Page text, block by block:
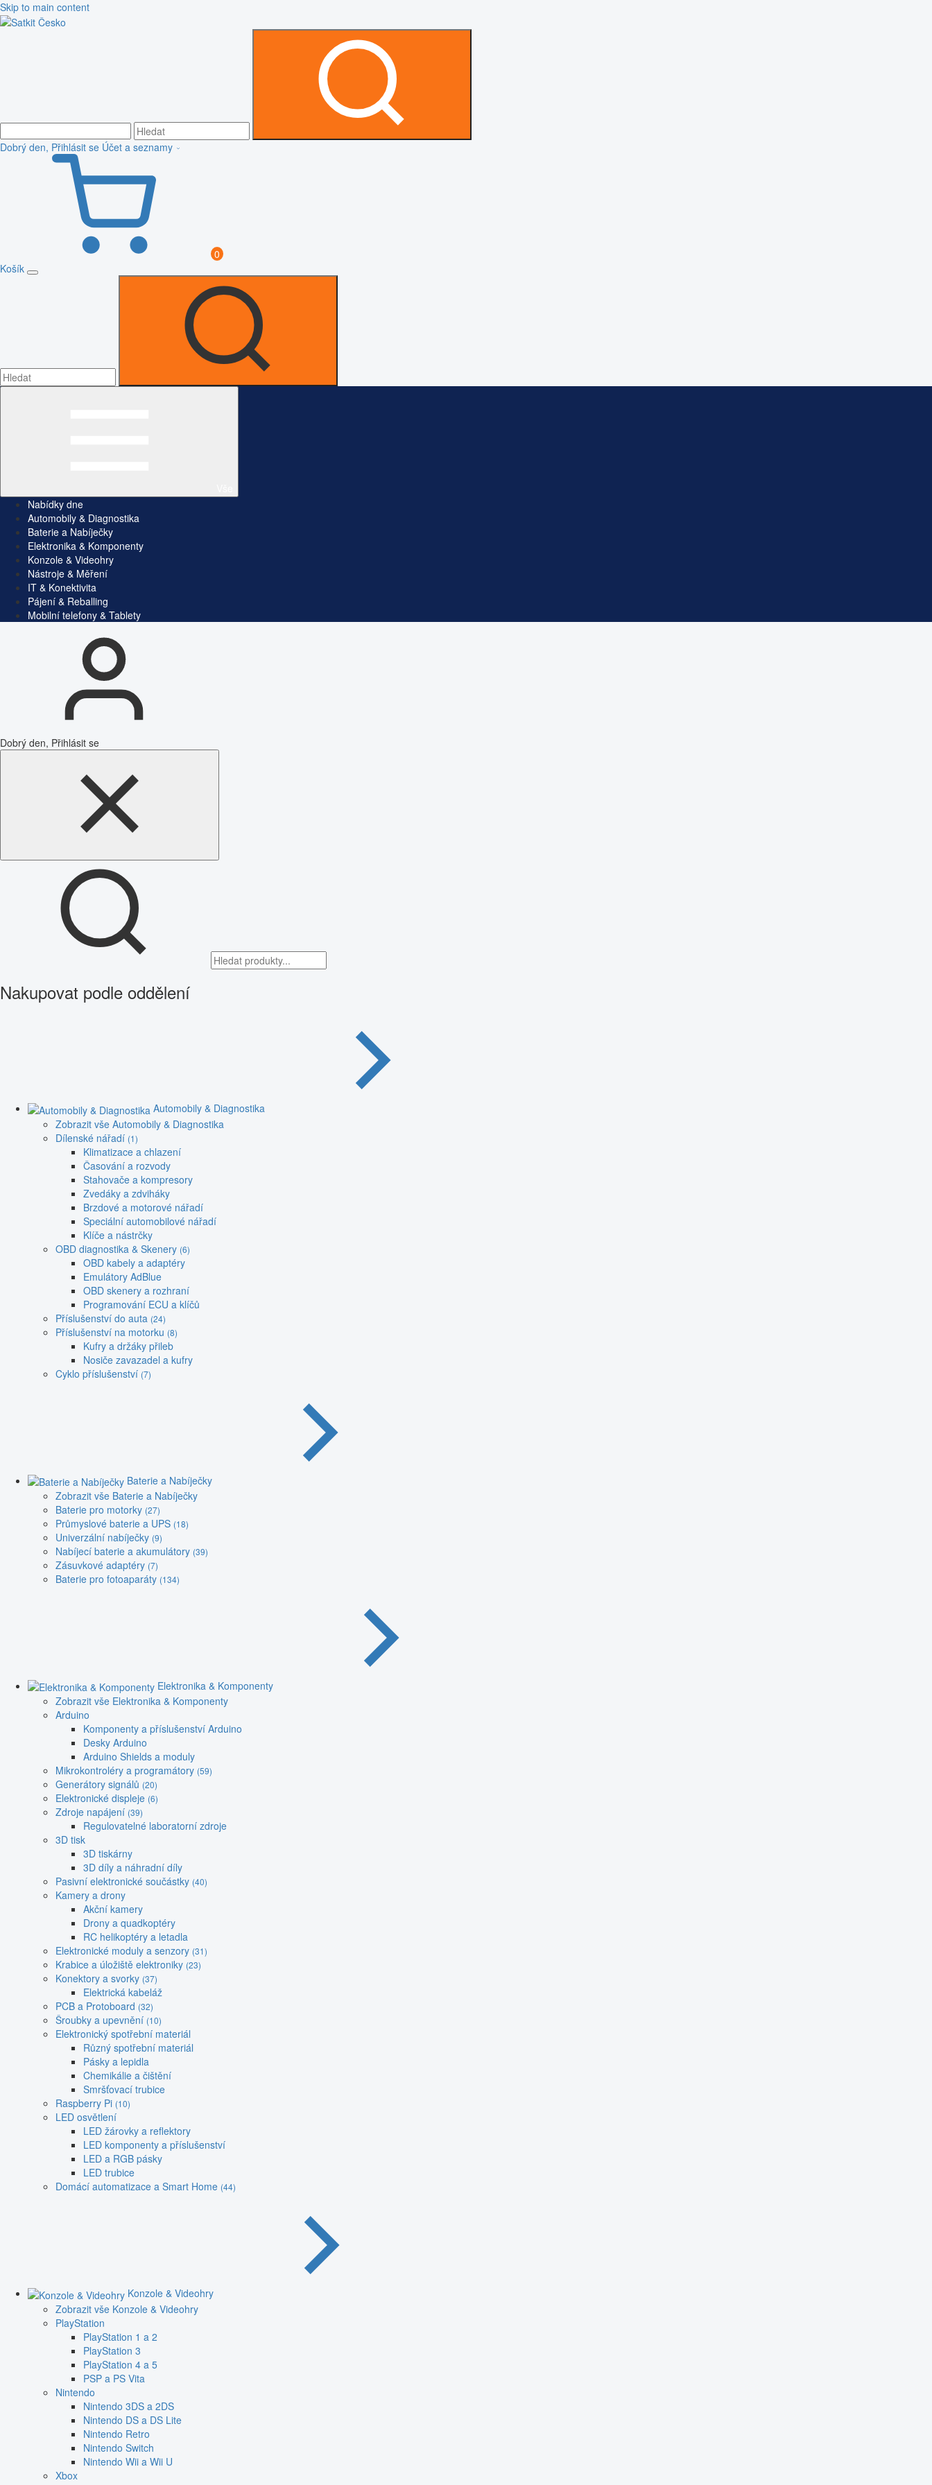
Skip to main content
Dobrý den, Přihlásit se Účet a seznamy
0
Košík
Nabídky dne
Automobily & Diagnostika
Baterie a Nabíječky
Elektronika & Komponenty
Konzole & Videohry
Nástroje & Měření
IT & Konektivita
Pájení & Reballing
Mobilní telefony & Tablety
Dobrý den, Přihlásit se
Nakupovat podle oddělení
Automobily & Diagnostika
Zobrazit vše Automobily & Diagnostika
Dílenské nářadí (1)
Klimatizace a chlazení
Časování a rozvody
Stahovače a kompresory
Zvedáky a zdviháky
Brzdové a motorové nářadí
Speciální automobilové nářadí
Klíče a nástrčky
OBD diagnostika & Skenery (6)
OBD kabely a adaptéry
Emulátory AdBlue
OBD skenery a rozhraní
Programování ECU a klíčů
Příslušenství do auta (24)
Příslušenství na motorku (8)
Kufry a držáky přileb
Nosiče zavazadel a kufry
Cyklo příslušenství (7)
Baterie a Nabíječky
Zobrazit vše Baterie a Nabíječky
Baterie pro motorky (27)
Průmyslové baterie a UPS (18)
Univerzální nabíječky (9)
Nabíjecí baterie a akumulátory (39)
Zásuvkové adaptéry (7)
Baterie pro fotoaparáty (134)
Elektronika & Komponenty
Zobrazit vše Elektronika & Komponenty
Arduino
Komponenty a příslušenství Arduino
Desky Arduino
Arduino Shields a moduly
Mikrokontroléry a programátory (59)
Generátory signálů (20)
Elektronické displeje (6)
Zdroje napájení (39)
Regulovatelné laboratorní zdroje
3D tisk
3D tiskárny
3D díly a náhradní díly
Pasivní elektronické součástky (40)
Kamery a drony
Akční kamery
Drony a quadkoptéry
RC helikoptéry a letadla
Elektronické moduly a senzory (31)
Krabice a úložiště elektroniky (23)
Konektory a svorky (37)
Elektrická kabeláž
PCB a Protoboard (32)
Šroubky a upevnění (10)
Elektronický spotřební materiál
Různý spotřební materiál
Pásky a lepidla
Chemikálie a čištění
Smršťovací trubice
Raspberry Pi (10)
LED osvětlení
LED žárovky a reflektory
LED komponenty a příslušenství
LED a RGB pásky
LED trubice
Domácí automatizace a Smart Home (44)
Konzole & Videohry
Zobrazit vše Konzole & Videohry
PlayStation
PlayStation 1 a 2
PlayStation 3
PlayStation 4 a 5
PSP a PS Vita
Nintendo
Nintendo 3DS a 2DS
Nintendo DS a DS Lite
Nintendo Retro
Nintendo Switch
Nintendo Wii a Wii U
Xbox